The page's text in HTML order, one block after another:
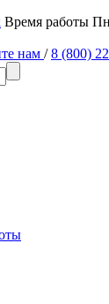
Время работы
нам / 8 (800)